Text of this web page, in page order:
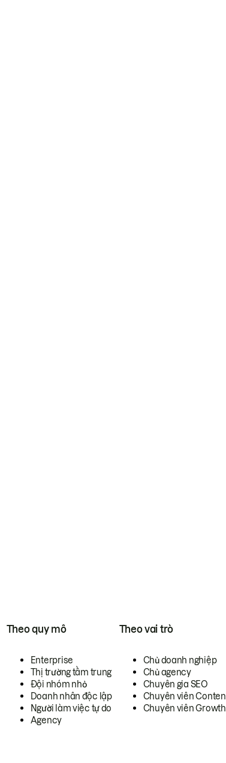
Theo quy mô
Enterprise
Thị trường tầm trung
Đội nhóm nhỏ
Doanh nhân độc lập
Người làm việc tự do
Agency
Theo vai trò
Chủ doanh nghiệp
Chủ agency
Chuyên gia SEO
Chuyên viên
Chuyên viên